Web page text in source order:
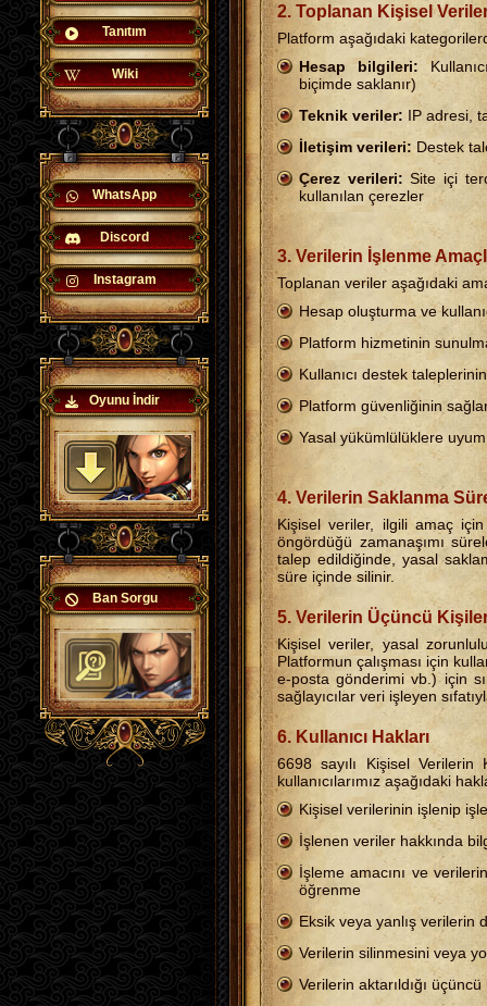
Tanıtım
Wiki
WhatsApp
Discord
Instagram
Oyunu İndir
Ban Sorgu
2. Toplanan Kişisel
Platform aşağıdaki
Hesap bilgileri:
biçimde saklanır)
Teknik veriler: IP adresi,
İletişim verileri: Destek
Çerez verileri: Site içi
kullanılan çerezler
3. Verilerin İşlenme
Toplanan veriler aşağıdaki
Hesap oluşturma ve
Platform hizmetinin
Kullanıcı destek
Platform güvenliğinin
Yasal yükümlülüklere uyum
4. Verilerin Saklanma
Kişisel veriler, ilgili amaç
öngördüğü zamanaşımı
talep edildiğinde, yasal
süre içinde silinir.
5. Verilerin Üçüncü
Kişisel veriler, yasal
Platformun çalışması için
e-posta gönderimi vb.) için
sağlayıcılar veri işleyen
6. Kullanıcı Hakları
6698 sayılı Kişisel Verilerin
kullanıcılarımız aşağıdaki
Kişisel verilerinin işlenip
İşlenen veriler hakkında
İşleme amacını ve
öğrenme
Eksik veya yanlış verilerin
Verilerin silinmesini veya
Verilerin aktarıldığı